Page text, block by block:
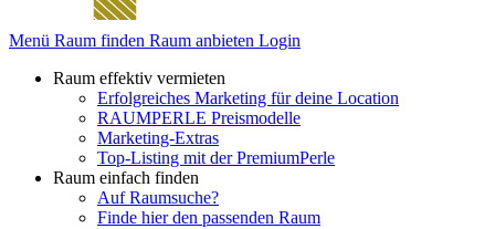
Menü Raum finden Raum anbieten Login
Raum effektiv vermieten
Erfolgreiches Marketing für deine Location
RAUMPERLE Preismodelle
Marketing-Extras
Top-Listing mit der PremiumPerle
Raum einfach finden
Auf Raumsuche?
Finde hier den passenden Raum